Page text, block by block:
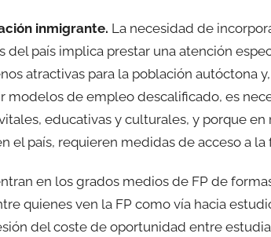
inmigrante. La necesidad de
del país implica prestar una atención
atractivas para la población autóctona
modelos de empleo descalificado, es
educativas y culturales, y porque en
el país, requieren medidas de acceso a la
en los grados medios de FP de
quienes ven la FP como vía hacia
del coste de oportunidad entre